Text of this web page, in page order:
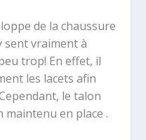
de la chaussure
sent vraiment à
trop! En effet, il
les lacets afin
le talon
en place .